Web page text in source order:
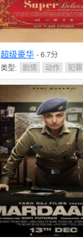
超级豪华 - 6.7分
类型: 剧情 动作 犯罪